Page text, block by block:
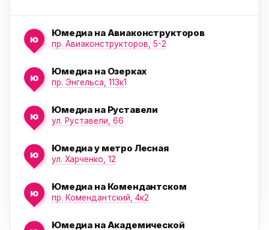
ю
Юмедиа на Авиаконструкторов
пр. Авиаконструкторов, 5-2
ю
Юмедиа на Озерках
пр. Энгельса, 113к1
ю
Юмедиа на Руставели
ул. Руставели, 66
ю
Юмедиа у метро Лесная
ул. Харченко, 12
ю
Юмедиа на Комендантском
пр. Комендантский, 4к2
Юмедиа на Академической